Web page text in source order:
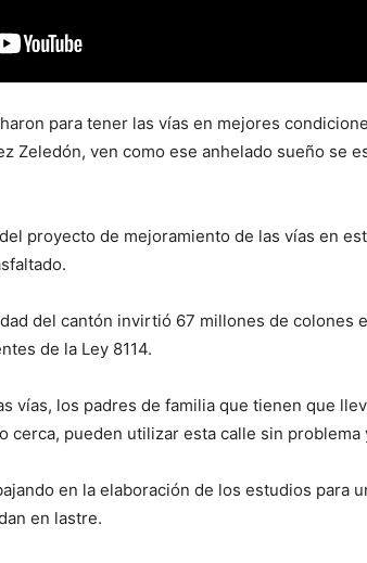
para tener las vías en mejores
Zeledón, ven como ese anhelado sueño se
proyecto de mejoramiento de las vías en
del cantón invirtió 67 millones de colones
de la Ley 8114.
vías, los padres de familia que tienen que
cerca, pueden utilizar esta calle sin problema
en la elaboración de los estudios para
en lastre.